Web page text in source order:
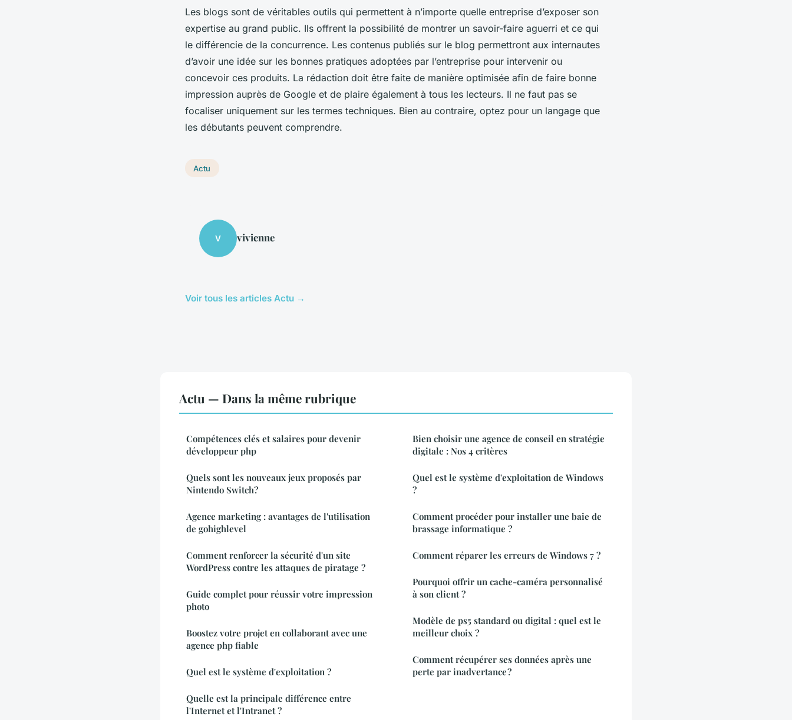
Les blogs sont de véritables outils qui permettent à n’importe quelle entreprise d’exposer son
expertise au grand public. Ils offrent la possibilité de montrer un savoir-faire aguerri et ce qui
le différencie de la concurrence. Les contenus publiés sur le blog permettront aux internautes
d’avoir une idée sur les bonnes pratiques adoptées par l’entreprise pour intervenir ou
concevoir ces produits. La rédaction doit être faite de manière optimisée afin de faire bonne
impression auprès de Google et de plaire également à tous les lecteurs. Il ne faut pas se
focaliser uniquement sur les termes techniques. Bien au contraire, optez pour un langage que
les débutants peuvent comprendre.
Actu
V vivienne
Voir tous les articles Actu →
Actu — Dans la même rubrique
Compétences clés et salaires pour devenir
développeur php
Quels sont les nouveaux jeux proposés par
Nintendo Switch?
Agence marketing : avantages de l'utilisation
de gohighlevel
Comment renforcer la sécurité d'un site
WordPress contre les attaques de piratage ?
Guide complet pour réussir votre impression
photo
Boostez votre projet en collaborant avec une
agence php fiable
Quel est le système d'exploitation ?
Quelle est la principale différence entre
l'Internet et l'Intranet ?
Bien choisir une agence de conseil en stratégie
digitale : Nos 4 critères
Quel est le système d'exploitation de Windows
?
Comment procéder pour installer une baie de
brassage informatique ?
Comment réparer les erreurs de Windows 7 ?
Pourquoi offrir un cache-caméra personnalisé
à son client ?
Modèle de ps5 standard ou digital : quel est le
meilleur choix ?
Comment récupérer ses données après une
perte par inadvertance ?